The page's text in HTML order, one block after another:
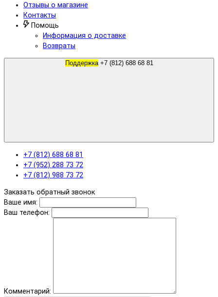
Отзывы о магазине
Контакты
Помощь
Информация о доставке
Возвраты
Поддержка +7 (812) 688 68 81
+7 (812) 688 68 81
+7 (952) 288 73 72
+7 (812) 988 73 72
Заказать обратный звонок
Ваше имя:
Ваш телефон:
Комментарий: